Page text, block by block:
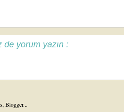
de yorum yazın :